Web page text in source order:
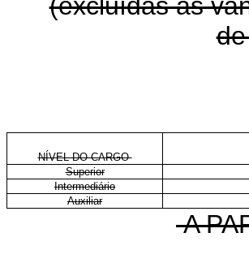
(excluídas as
NÍVEL DO CARGO
Superior
Intermediário
Auxiliar
A